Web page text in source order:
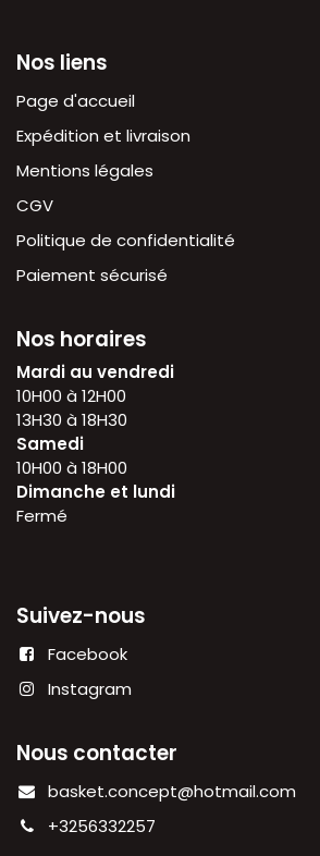
Nos liens
Page d'accueil
Expédition et livraison
Mentions légales
CGV
Politique de confidentialité
Paiement sécurisé
Nos horaires
Mardi au vendredi
10H00 à 12H00
13H30 à 18H30
Samedi
10H00 à 18H00
Dimanche et lundi
Fermé
Suivez-nous
Facebook
Instagram
Nous contacter
basket.concept@hotmail.com
+3256332257